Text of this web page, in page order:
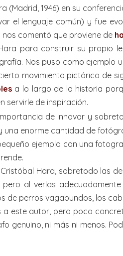
(Madrid, 1946) en su
el lenguaje común) y fue
comentó que proviene de
para construir su propio
Nos puso como ejemplo
movimiento pictórico de
a lo largo de la historia
servirle de inspiración.
de innovar y
una enorme cantidad de
ejemplo con una
Hara, sobretodo las
al verlas
de perros vagabundos, los
a este autor, pero poco
genuino, ni más ni menos.